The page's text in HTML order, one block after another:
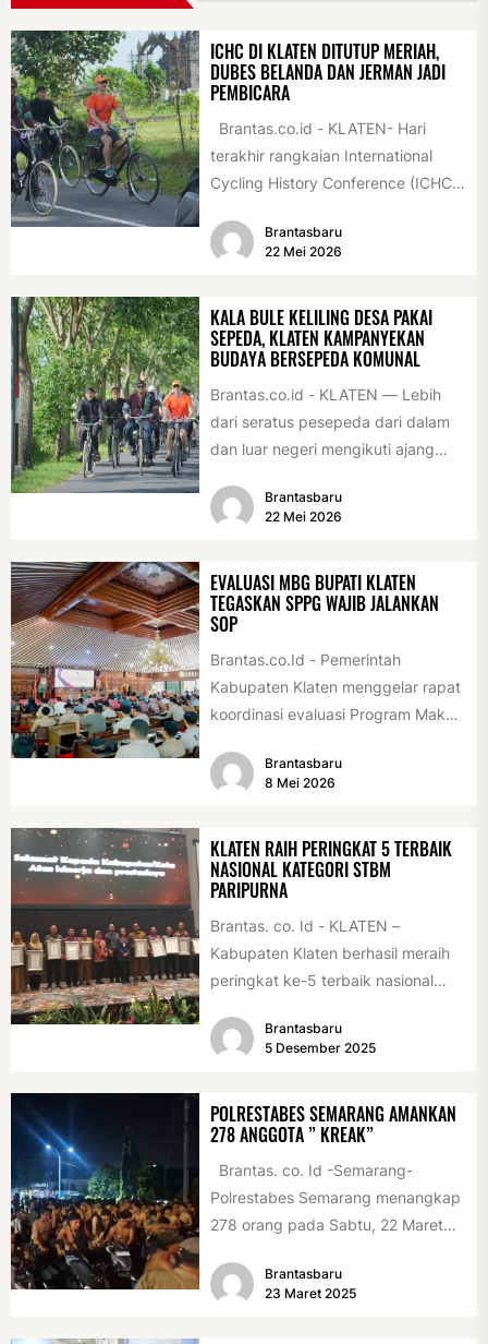
ICHC DI KLATEN DITUTUP MERIAH,
DUBES BELANDA DAN JERMAN JADI
PEMBICARA
Brantas.co.id - KLATEN- Hari
terakhir rangkaian International
Cycling History Conference (ICHC)
istimewa. Sejumlah tokoh
internasional...
Brantasbaru
22 Mei 2026
KALA BULE KELILING DESA PAKAI
SEPEDA, KLATEN KAMPANYEKAN
BUDAYA BERSEPEDA KOMUNAL
Brantas.co.id - KLATEN — Lebih
dari seratus pesepeda dari dalam
dan luar negeri mengikuti ajang
Association Rally...
Brantasbaru
22 Mei 2026
EVALUASI MBG BUPATI KLATEN
TEGASKAN SPPG WAJIB JALANKAN
SOP
Brantas.co.Id - Pemerintah
Kabupaten Klaten menggelar rapat
koordinasi evaluasi Program Makan
Pemerintah Kabupaten Klaten,
Kamis...
Brantasbaru
8 Mei 2026
KLATEN RAIH PERINGKAT 5 TERBAIK
NASIONAL KATEGORI STBM
PARIPURNA
Brantas. co. Id - KLATEN –
Kabupaten Klaten berhasil meraih
peringkat ke-5 terbaik nasional
program...Brantasbaru
5 Desember 2025
POLRESTABES SEMARANG AMANKAN
278 ANGGOTA ” KREAK”
Brantas. co. Id -Semarang-
Polrestabes Semarang menangkap
278 orang pada Sabtu, 22 Maret
menyusul...Brantasbaru
23 Maret 2025